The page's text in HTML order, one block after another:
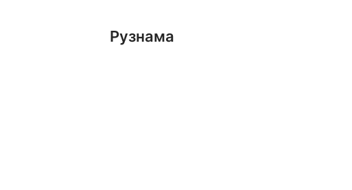
Рузнама